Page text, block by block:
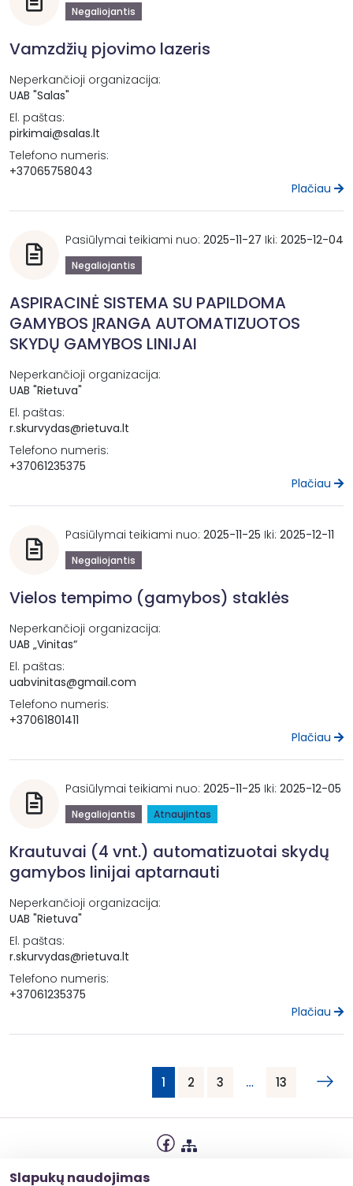
Slapukų naudojimas
Negaliojantis
Vamzdžių pjovimo lazeris
Neperkančioji organizacija:
UAB "Salas"
El. paštas:
pirkimai@salas.lt
Telefono numeris:
+37065758043
Plačiau
Pasiūlymai teikiami nuo: 2025-11-27 Iki: 2025-12-04
Negaliojantis
ASPIRACINĖ SISTEMA SU PAPILDOMA
GAMYBOS ĮRANGA AUTOMATIZUOTOS
SKYDŲ GAMYBOS LINIJAI
Neperkančioji organizacija:
UAB "Rietuva"
El. paštas:
r.skurvydas@rietuva.lt
Telefono numeris:
+37061235375
Plačiau
Pasiūlymai teikiami nuo: 2025-11-25 Iki: 2025-12-11
Negaliojantis
Vielos tempimo (gamybos) staklės
Neperkančioji organizacija:
UAB „Vinitas“
El. paštas:
uabvinitas@gmail.com
Telefono numeris:
+37061801411
Plačiau
Pasiūlymai teikiami nuo: 2025-11-25 Iki: 2025-12-05
Negaliojantis Atnaujintas
Krautuvai (4 vnt.) automatizuotai skydų
gamybos linijai aptarnauti
Neperkančioji organizacija:
UAB "Rietuva"
El. paštas:
r.skurvydas@rietuva.lt
Telefono numeris:
+37061235375
Plačiau
1 2 3 … 13